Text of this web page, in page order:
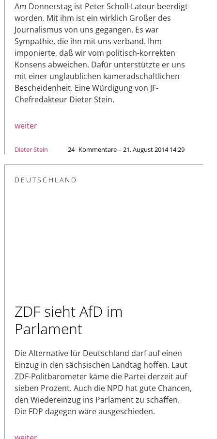
Am Donnerstag ist Peter Scholl-Latour beerdigt
worden. Mit ihm ist ein wirklich Großer des
Journalismus von uns gegangen. Es war
Sympathie, die ihn mit uns verband. Ihm
imponierte, daß wir vom politisch-korrekten
Konsens abweichen. Dafür unterstützte er uns
mit einer unglaublichen kameradschaftlichen
Bescheidenheit. Eine Würdigung von JF-
Chefredakteur Dieter Stein.
weiter
Dieter Stein 24 Kommentare – 21. August 2014 14:29
DEUTSCHLAND
ZDF sieht AfD im
Parlament
Die Alternative für Deutschland darf auf einen
Einzug in den sächsischen Landtag hoffen. Laut
ZDF-Politbarometer käme die Partei derzeit auf
sieben Prozent. Auch die NPD hat gute Chancen,
den Wiedereinzug ins Parlament zu schaffen.
Die FDP dagegen wäre ausgeschieden.